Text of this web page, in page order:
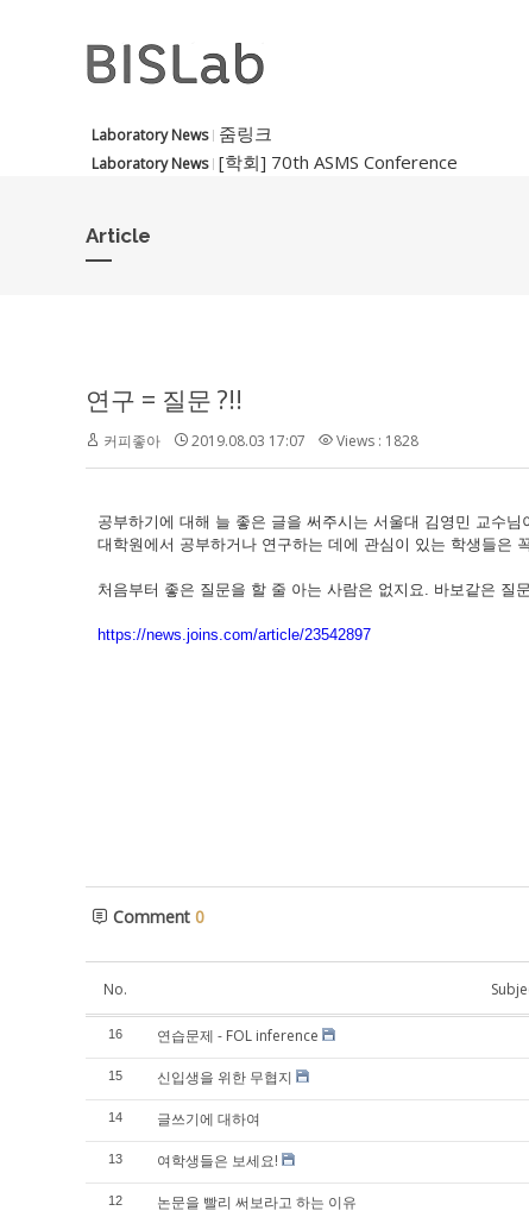
Laboratory News 줌링크
Laboratory News [학회] 70th ASMS Conference
Article
연구 = 질문 ?!!
커피좋아 2019.08.03 17:07 Views : 1828
공부하기에 대해 늘 좋은 글을 써주시는 서울대 김영민 교수
대학원에서 공부하거나 연구하는 데에 관심이 있는 학생들은
처음부터 좋은 질문을 할 줄 아는 사람은 없지요. 바보같은 질
https://news.joins.com/article/23542897
Comment 0
No.
16 연습문제 - FOL inference
15 신입생을 위한 무협지
14 글쓰기에 대하여
13 여학생들은 보세요!
12 논문을 빨리 써보라고 하는 이유